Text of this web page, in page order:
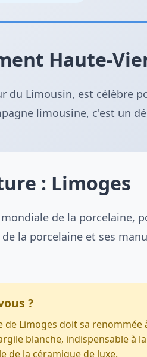
Haute-
du Limousin, est célèbre
limousine, c'est un
: Limoges
de la porcelaine,
de la porcelaine et ses
?
de Limoges doit sa
blanche, indispensable à
de la céramique de luxe.